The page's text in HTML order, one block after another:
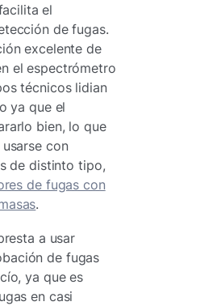
el
de fugas.
excelente de
el espectrómetro
técnicos lidian
ya que el
bien, lo que
con
de distinto tipo,
de fugas con
.
a usar
de fugas
ya que es
en casi